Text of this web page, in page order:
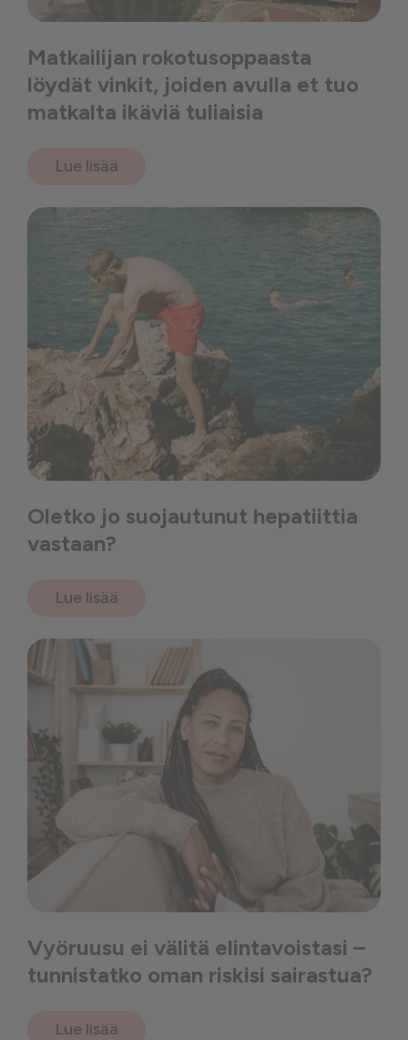
Matkailijan rokotusoppaasta
löydät vinkit, joiden avulla et tuo
matkalta ikäviä tuliaisia
Lue lisää
Oletko jo suojautunut hepatiittia
vastaan?
Lue lisää
Vyöruusu ei välitä elintavoistasi –
tunnistatko oman riskisi sairastua?
Lue lisää